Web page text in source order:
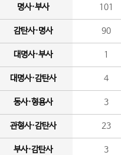
명사·부사 101
감탄사·명사 90
대명사·부사 1
대명사·감탄사 4
동사·형용사 3
관형사·감탄사 23
부사·감탄사 3